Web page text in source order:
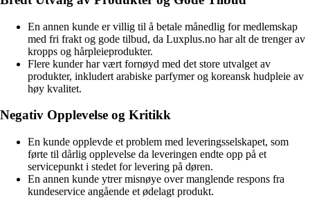
En annen kunde er villig til å betale månedlig for medlemskap
med fri frakt og gode tilbud, da Luxplus.no har alt de trenger av
kropps og hårpleieprodukter.
Flere kunder har vært fornøyd med det store utvalget av
produkter, inkludert arabiske parfymer og koreansk hudpleie av
høy kvalitet.
Negativ Opplevelse og Kritikk
En kunde opplevde et problem med leveringsselskapet, som
førte til dårlig opplevelse da leveringen endte opp på et
servicepunkt i stedet for levering på døren.
En annen kunde ytrer misnøye over manglende respons fra
kundeservice angående et ødelagt produkt.